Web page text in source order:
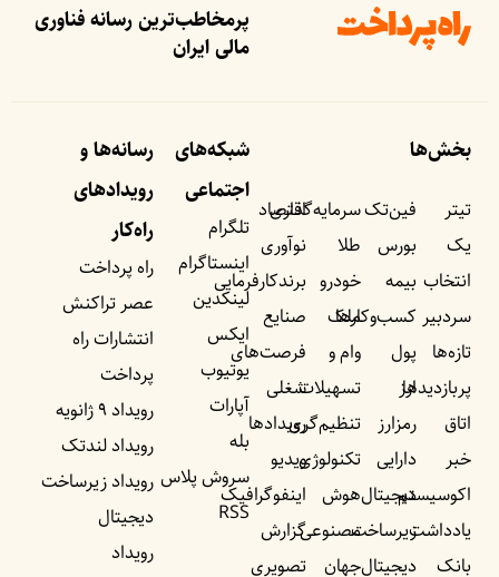
پرمخاطب‌ترین رسانه فناوری
مالی ایران
بخش‌ها
تیتر
یک
انتخاب
سردبیر
تازه‌ها
پربازدید‌ها
اتاق
خبر
اکوسیستم
یادداشت‌
بانک
فین‌تک
بورس
بیمه
کسب‌وکار‌ها
پول
ارز
رمزارز
دارایی
دیجیتال
زیرساخت
دیجیتال
سرمایه‌گذاری
طلا
خودرو
ملک
وام و
تسهیلات
تنظیم‌گری
تکنولوژی
هوش
مصنوعی
جهان
اقتصاد
نوآوری
برندکارفرمایی
صنایع
فرصت‌های
شغلی
رویداد‌ها
ویدیو
اینفوگرافیک
گزارش
تصویری
شبکه‌های
اجتماعی
تلگرام
اینستاگرام
لینکدین
ایکس
یوتیوب
آپارات
بله
سروش پلاس
RSS
رسانه‌ها و
رویداد‌های
راه‌کار
راه پرداخت
عصر تراکنش
انتشارات راه
پرداخت
رویداد ۹ ژانویه
رویداد لندتک
رویداد زیرساخت
دیجیتال
رویداد